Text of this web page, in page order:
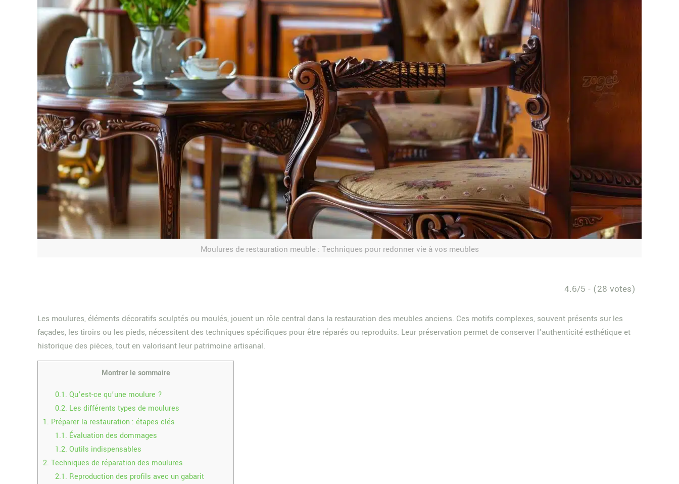
Moulures de restauration meuble : Techniques pour redonner vie à vos meubles
4.6/5 - (28 votes)
Les moulures, éléments décoratifs sculptés ou moulés, jouent un rôle central dans la restauration des meubles anciens. Ces motifs complexes, souvent présents sur les
façades, les tiroirs ou les pieds, nécessitent des techniques spécifiques pour être réparés ou reproduits. Leur préservation permet de conserver l’authenticité esthétique et
historique des pièces, tout en valorisant leur patrimoine artisanal.
Montrer le sommaire
0.1. Qu’est-ce qu’une moulure ?
0.2. Les différents types de moulures
1. Préparer la restauration : étapes clés
1.1. Évaluation des dommages
1.2. Outils indispensables
2. Techniques de réparation des moulures
2.1. Reproduction des profils avec un gabarit